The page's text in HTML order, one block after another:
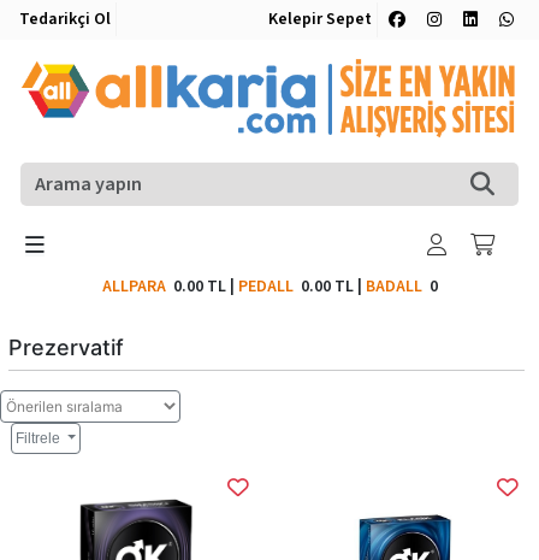
Tedarikçi Ol Kelepir Sepet
ALLPARA 0.00 TL| PEDALL 0.00 TL| BADALL0
Prezervatif
Filtrele